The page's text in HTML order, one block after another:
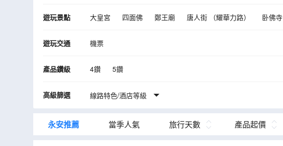
遊玩景點 大皇宮 四面佛 鄭王廟 唐人街 （耀華力路） 卧佛寺
美功鐵道市場
3D視覺美術館
遊玩交通 機票
產品鑽級 4鑽 5鑽
高級篩選 線路特色/酒店等級
永安推薦 當季人氣 旅行天數 產品起價